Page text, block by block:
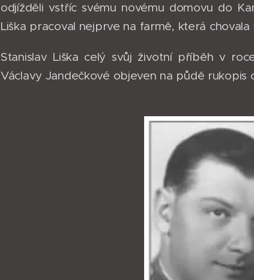
odjížděli vstříc svému novému domovu do
Liška pracoval nejprve na farmě, která
Stanislav Liška celý svůj životní příběh v
Václavy Jandečkové objeven na půdě rukopis